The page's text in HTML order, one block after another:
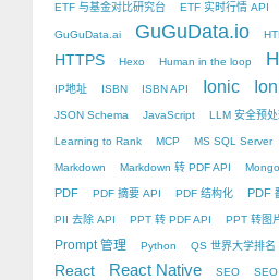
ETF 与基金对比研究台 ETF 实时行情 API
GuGuData.ai GuGuData.io
HTTPS Hexo Human in the loop
IP地址 ISBN ISBN API Ionic
JSON Schema JavaScript LLM 安全预
Learning to Rank MCP MS SQL Server
Markdown Markdown 转 PDF API
PDF PDF 摘要 API PDF 结构化 PDF
PII 去除 API PPT 转 PDF API PPT 转图
Prompt 管理
Python QS 世界大学排名
React React Native SEO